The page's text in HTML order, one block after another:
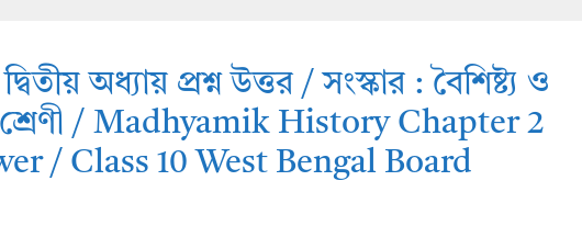
অধ্যায় প্রশ্ন উত্তর / সংস্কার : বৈশিষ্ট্য ও
শ্রেণী / Madhyamik History Chapter 2
/ Class 10 West Bengal Board